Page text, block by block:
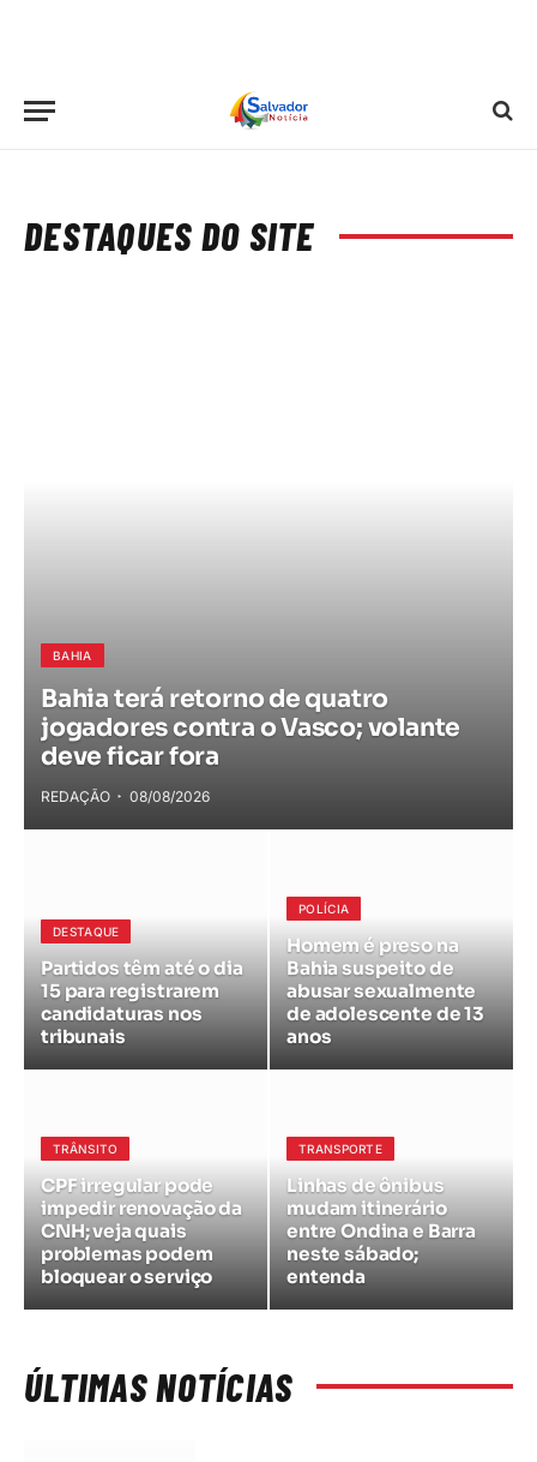
DESTAQUES DO SITE
BAHIA
Bahia terá retorno de quatro
jogadores contra o Vasco; volante
deve ficar fora
REDAÇÃO 08/08/2026
DESTAQUE
Partidos têm até o dia
15 para registrarem
candidaturas nos
tribunais
POLÍCIA
Homem é preso na
Bahia suspeito de
abusar sexualmente
de adolescente de 13
anos
TRÂNSITO
CPF irregular pode
impedir renovação da
CNH; veja quais
problemas podem
bloquear o serviço
TRANSPORTE
Linhas de ônibus
mudam itinerário
entre Ondina e Barra
neste sábado;
entenda
ÚLTIMAS NOTÍCIAS